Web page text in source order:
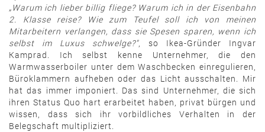
„Warum ich lieber billig fliege? Warum ich in der Eisenbahn
2. Klasse reise? Wie zum Teufel soll ich von meinen
Mitarbeitern verlangen, dass sie Spesen sparen, wenn ich
selbst im Luxus schwelge?", so Ikea-Gründer Ingvar
Kamprad. Ich selbst kenne Unternehmer, die den
Warmwasserboiler unter dem Waschbecken einregulieren,
Büroklammern aufheben oder das Licht ausschalten. Mir
hat das immer imponiert. Das sind Unternehmer, die sich
ihren Status Quo hart erarbeitet haben, privat bürgen und
wissen, dass sich ihr vorbildliches Verhalten in der
Belegschaft multipliziert.